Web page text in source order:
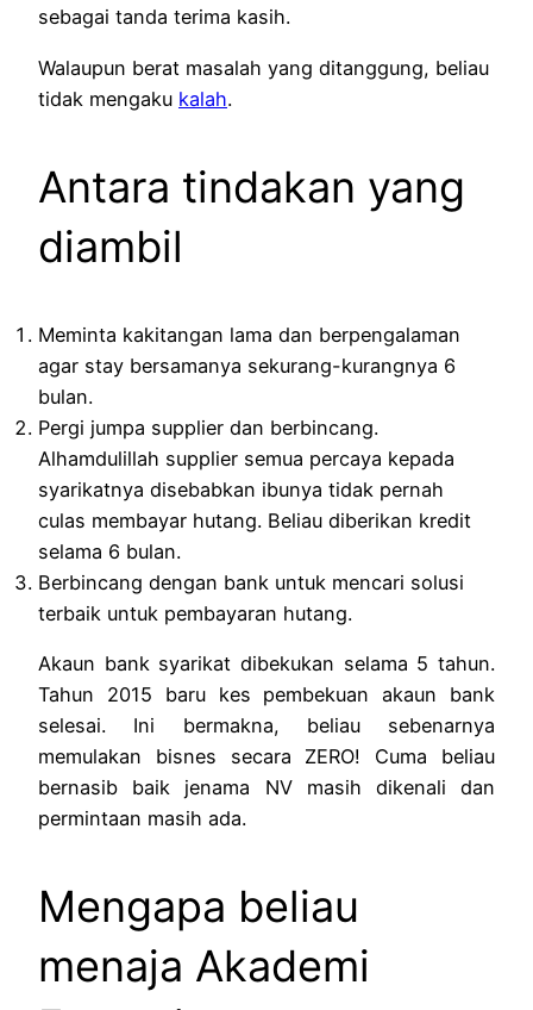
sebagai tanda terima kasih.
Walaupun berat masalah yang ditanggung, beliau
tidak mengaku kalah.
Antara tindakan yang
diambil
Meminta kakitangan lama dan berpengalaman
agar stay bersamanya sekurang-kurangnya 6
bulan.
Pergi jumpa supplier dan berbincang.
Alhamdulillah supplier semua percaya kepada
syarikatnya disebabkan ibunya tidak pernah
culas membayar hutang. Beliau diberikan kredit
selama 6 bulan.
Berbincang dengan bank untuk mencari solusi
terbaik untuk pembayaran hutang.
Akaun bank syarikat dibekukan selama 5 tahun.
Tahun 2015 baru kes pembekuan akaun bank
selesai. Ini bermakna, beliau sebenarnya
memulakan bisnes secara ZERO! Cuma beliau
bernasib baik jenama NV masih dikenali dan
permintaan masih ada.
Mengapa beliau
menaja Akademi